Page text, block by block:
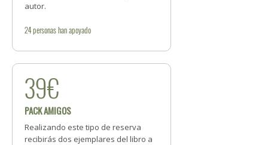
autor.
24personashan apoyado
39€
PACK AMIGOS
Realizando este tipo de reserva
recibirás dos ejemplares del libro a